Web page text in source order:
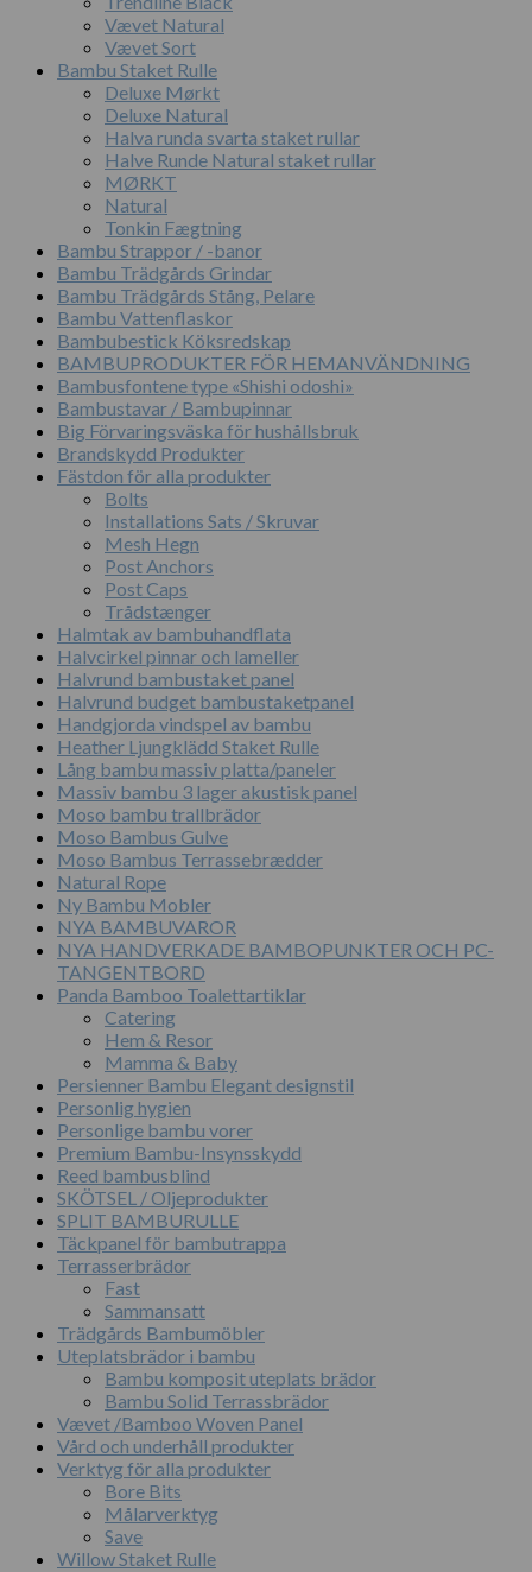
Vævet Natural
Vævet Sort
Bambu Staket Rulle
Deluxe Mørkt
Deluxe Natural
Halva runda svarta staket rullar
Halve Runde Natural staket rullar
MØRKT
Natural
Tonkin Fægtning
Bambu Strappor / -banor
Bambu Trädgårds Grindar
Bambu Trädgårds Stång, Pelare
Bambu Vattenflaskor
Bambubestick Köksredskap
BAMBUPRODUKTER FÖR HEMANVÄNDNING
Bambusfontene type «Shishi odoshi»
Bambustavar / Bambupinnar
Big Förvaringsväska för hushållsbruk
Brandskydd Produkter
Fästdon för alla produkter
Bolts
Installations Sats / Skruvar
Mesh Hegn
Post Anchors
Post Caps
Trådstænger
Halmtak av bambuhandflata
Halvcirkel pinnar och lameller
Halvrund bambustaket panel
Halvrund budget bambustaketpanel
Handgjorda vindspel av bambu
Heather Ljungklädd Staket Rulle
Lång bambu massiv platta/paneler
Massiv bambu 3 lager akustisk panel
Moso bambu trallbrädor
Moso Bambus Gulve
Moso Bambus Terrassebrædder
Natural Rope
Ny Bambu Mobler
NYA BAMBUVAROR
NYA HANDVERKADE BAMBOPUNKTER OCH PC-
TANGENTBORD
Panda Bamboo Toalettartiklar
Catering
Hem & Resor
Mamma & Baby
Persienner Bambu Elegant designstil
Personlig hygien
Personlige bambu vorer
Premium Bambu-Insynsskydd
Reed bambusblind
SKÖTSEL / Oljeprodukter
SPLIT BAMBURULLE
Täckpanel för bambutrappa
Terrasserbrädor
Fast
Sammansatt
Trädgårds Bambumöbler
Uteplatsbrädor i bambu
Bambu komposit uteplats brädor
Bambu Solid Terrassbrädor
Vævet /Bamboo Woven Panel
Vård och underhåll produkter
Verktyg för alla produkter
Bore Bits
Målarverktyg
Save
Willow Staket Rulle